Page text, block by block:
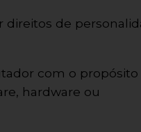
direitos de
com o propósito
hardware ou